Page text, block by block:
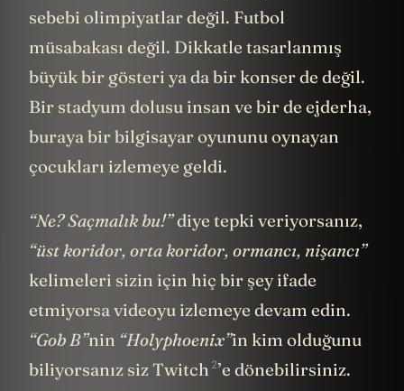
sebebi olimpiyatlar değil. Futbol
müsabakası değil. Dikkatle tasarlanmış
büyük bir gösteri ya da bir konser de değil.
Bir stadyum dolusu insan ve bir de ejderha,
buraya bir bilgisayar oyununu oynayan
çocukları izlemeye geldi.
“Ne? Saçmalık bu!”diye tepki veriyorsanız,
“üst koridor, orta koridor, ormancı, nişancı”
kelimeleri sizin için hiç bir şey ifade
etmiyorsa videoyu izlemeye devam edin.
“Gob B”nin “Holyphoenix”in kim olduğunu
biliyorsanız sizTwitch 2’e dönebilirsiniz.